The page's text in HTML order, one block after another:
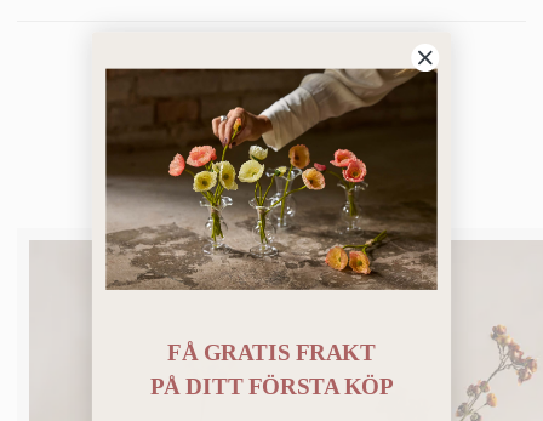
Du kanske också gillar
FÅ GRATIS FRAKT
PÅDITT FÖRSTA KÖP